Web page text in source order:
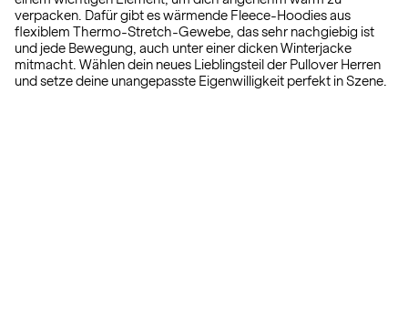
verpacken. Dafür gibt es wärmende Fleece-Hoodies aus
flexiblem Thermo-Stretch-Gewebe, das sehr nachgiebig ist
und jede Bewegung, auch unter einer dicken Winterjacke
mitmacht. Wählen dein neues Lieblingsteil der Pullover Herren
und setze deine unangepasste Eigenwilligkeit perfekt in Szene.